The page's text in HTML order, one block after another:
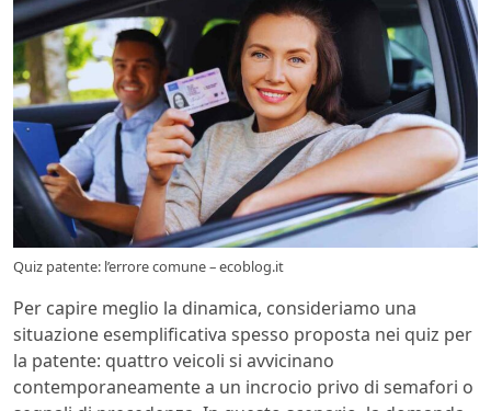
Quiz patente: l’errore comune – ecoblog.it
Per capire meglio la dinamica, consideriamo una
situazione esemplificativa spesso proposta nei quiz per
la patente: quattro veicoli si avvicinano
contemporaneamente a un incrocio privo di semafori o